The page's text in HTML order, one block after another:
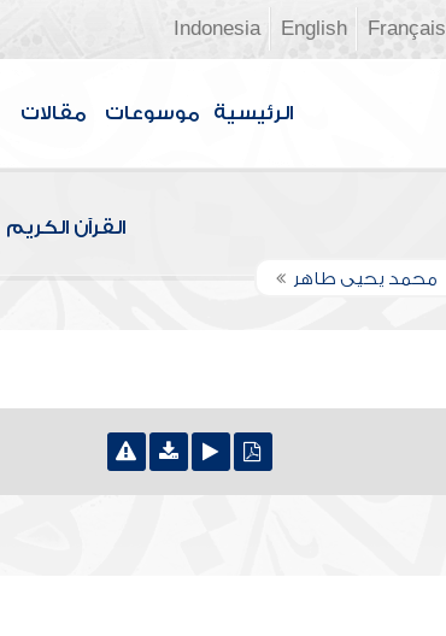
Français
English
Indonesia
الرئيسية موسوعات مقالات
القرآن الكريم
محمد يحيى طاهر